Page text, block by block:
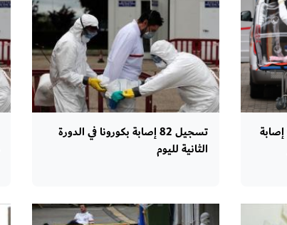
تسجيل 26 حالة وفاة و 2,762 إصابة
تسجيل 82 إصابة بكورونا في الدورة
الثانية لليوم